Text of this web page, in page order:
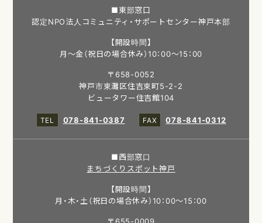
■東部窓口
認定NPO法人コミュニティ・サポートセンター神戸本部
【開設時間】
月～金（祝日の場合休み）10：00～15：00
〒658-0052
神戸市東灘区住吉東町5-2-2
ビュータワー住吉館104
078-841-0387
078-841-0312
■西部窓口
まちづくりスポット神戸
【開設時間】
月・木・土（祝日の場合休み）10：00～15：00